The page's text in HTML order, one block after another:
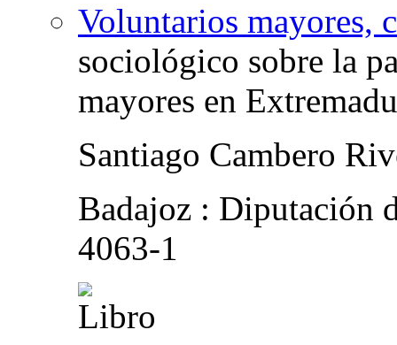
Voluntarios mayores,
sociológico sobre la
mayores en
Santiago Cambero
Badajoz : Diputación
4063-1